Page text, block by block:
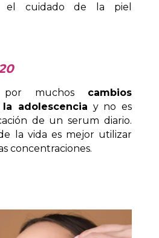
el cuidado de la piel
muchos cambios
adolescencia y no es
de un serum diario.
la vida es mejor utilizar
concentraciones.